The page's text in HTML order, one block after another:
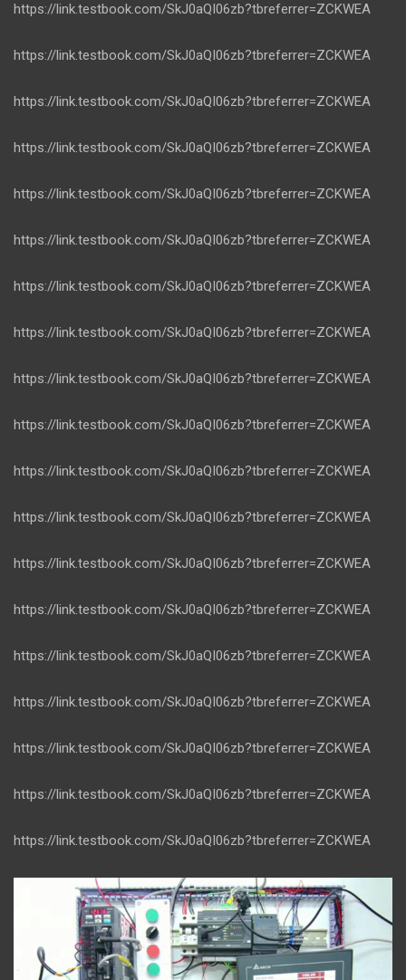
https://link.testbook.com/SkJ0aQI06zb?tbreferrer=ZCKWEA
https://link.testbook.com/SkJ0aQI06zb?tbreferrer=ZCKWEA
https://link.testbook.com/SkJ0aQI06zb?tbreferrer=ZCKWEA
https://link.testbook.com/SkJ0aQI06zb?tbreferrer=ZCKWEA
https://link.testbook.com/SkJ0aQI06zb?tbreferrer=ZCKWEA
https://link.testbook.com/SkJ0aQI06zb?tbreferrer=ZCKWEA
https://link.testbook.com/SkJ0aQI06zb?tbreferrer=ZCKWEA
https://link.testbook.com/SkJ0aQI06zb?tbreferrer=ZCKWEA
https://link.testbook.com/SkJ0aQI06zb?tbreferrer=ZCKWEA
https://link.testbook.com/SkJ0aQI06zb?tbreferrer=ZCKWEA
https://link.testbook.com/SkJ0aQI06zb?tbreferrer=ZCKWEA
https://link.testbook.com/SkJ0aQI06zb?tbreferrer=ZCKWEA
https://link.testbook.com/SkJ0aQI06zb?tbreferrer=ZCKWEA
https://link.testbook.com/SkJ0aQI06zb?tbreferrer=ZCKWEA
https://link.testbook.com/SkJ0aQI06zb?tbreferrer=ZCKWEA
https://link.testbook.com/SkJ0aQI06zb?tbreferrer=ZCKWEA
https://link.testbook.com/SkJ0aQI06zb?tbreferrer=ZCKWEA
https://link.testbook.com/SkJ0aQI06zb?tbreferrer=ZCKWEA
https://link.testbook.com/SkJ0aQI06zb?tbreferrer=ZCKWEA